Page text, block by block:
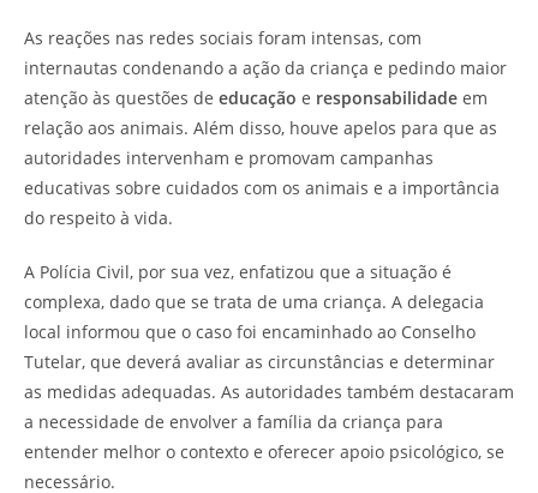
As reações nas redes sociais foram intensas, com
internautas condenando a ação da criança e pedindo maior
atenção às questões de educação e responsabilidade em
relação aos animais. Além disso, houve apelos para que as
autoridades intervenham e promovam campanhas
educativas sobre cuidados com os animais e a importância
do respeito à vida.
A Polícia Civil, por sua vez, enfatizou que a situação é
complexa, dado que se trata de uma criança. A delegacia
local informou que o caso foi encaminhado ao Conselho
Tutelar, que deverá avaliar as circunstâncias e determinar
as medidas adequadas. As autoridades também destacaram
a necessidade de envolver a família da criança para
entender melhor o contexto e oferecer apoio psicológico, se
necessário.